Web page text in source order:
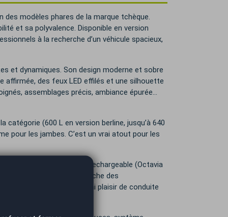
des modèles phares de la marque tchèque.
et sa polyvalence. Disponible en version
à la recherche d’un véhicule spacieux,
et dynamiques. Son design moderne et sobre
affirmée, des feux LED effilés et une silhouette
assemblages précis, ambiance épurée…
(600 L en version berline, jusqu’à 640
pour les jambes. C’est un vrai atout pour les
essence, diesel, hybride rechargeable (Octavia
besoins, que l’on recherche des
quant à elle, offre un vrai plaisir de conduite